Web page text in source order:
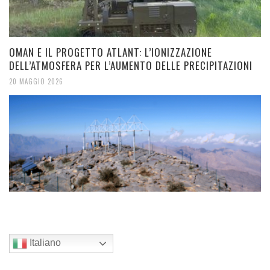
OMAN E IL PROGETTO ATLANT: L’IONIZZAZIONE
DELL’ATMOSFERA PER L’AUMENTO DELLE PRECIPITAZIONI
20 MAGGIO 2026
Italiano